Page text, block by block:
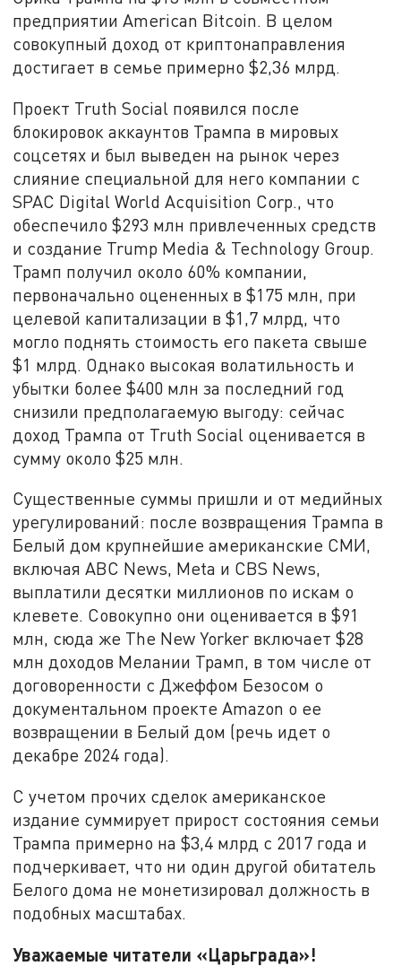
предприятии American Bitcoin. В целом
совокупный доход от криптонаправления
достигает в семье примерно $2,36 млрд.
Проект Truth Social появился после
блокировок аккаунтов Трампа в мировых
соцсетях и был выведен на рынок через
слияние специальной для него компании с
SPAC Digital World Acquisition Corp., что
обеспечило $293 млн привлеченных средств
и создание Trump Media & Technology Group.
Трамп получил около 60% компании,
первоначально оцененных в $175 млн, при
целевой капитализации в $1,7 млрд, что
могло поднять стоимость его пакета свыше
$1 млрд. Однако высокая волатильность и
убытки более $400 млн за последний год
снизили предполагаемую выгоду: сейчас
доход Трампа от Truth Social оценивается в
сумму около $25 млн.
Существенные суммы пришли и от медийных
урегулирований: после возвращения Трампа в
Белый дом крупнейшие американские СМИ,
включая ABC News, Meta и CBS News,
выплатили десятки миллионов по искам о
клевете. Совокупно они оценивается в $91
млн, сюда же The New Yorker включает $28
млн доходов Мелании Трамп, в том числе от
договоренности с Джеффом Безосом о
документальном проекте Amazon о ее
возвращении в Белый дом (речь идет о
декабре 2024 года).
С учетом прочих сделок американское
издание суммирует прирост состояния семьи
Трампа примерно на $3,4 млрд с 2017 года и
подчеркивает, что ни один другой обитатель
Белого дома не монетизировал должность в
подобных масштабах.
Уважаемые читатели «Царьграда»!